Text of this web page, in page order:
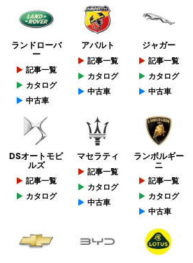
ランドローバ
ー
記事一覧
カタログ
中古車
アバルト
記事一覧
カタログ
中古車
ジャガー
記事一覧
カタログ
中古車
DSオートモビ
ルズ
記事一覧
カタログ
マセラティ
記事一覧
カタログ
中古車
ランボルギー
ニ
記事一覧
カタログ
中古車